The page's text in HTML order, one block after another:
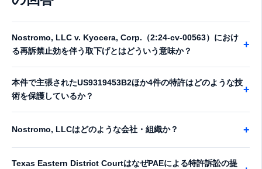
Nostromo, LLC v. Kyocera, Corp.（2:24-cv-00563）におけ
る再訴禁止効を伴う取下げとはどういう意味か？
+
本件で主張されたUS9319453B2ほか4件の特許はどのような技
術を保護しているか？
+
Nostromo, LLCはどのような会社・組織か？ +
Texas Eastern District CourtはなぜPAEによる特許訴訟の提